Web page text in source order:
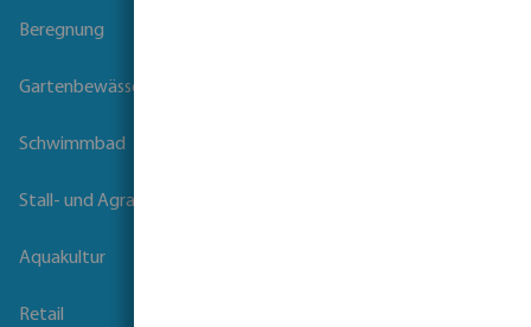
Beregnung
Gartenbewässerung
Schwimmbad
Stall- und Agrartechnik
Aquakultur
Retail